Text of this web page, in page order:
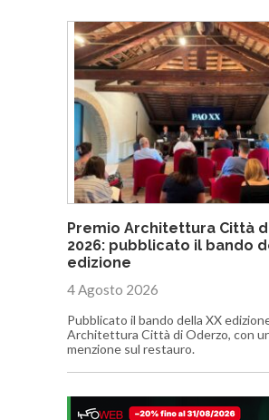
Premio Architettura Città
2026: pubblicato il bando
edizione
4 Agosto 2026
Pubblicato il bando della XX
Architettura Città di Oderzo, con
menzione sul restauro.